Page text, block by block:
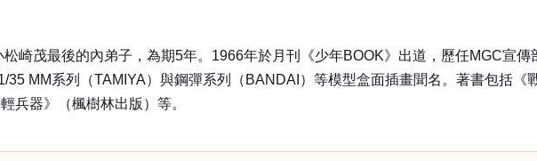
崎茂最後的內弟子，為期5年。1966年於月刊《少年BOOK》出道，歷任MGC宣
35 MM系列（TAMIYA）與鋼彈系列（BANDAI）等模型盒面插畫聞名。著書包括
兵器》（楓樹林出版）等。